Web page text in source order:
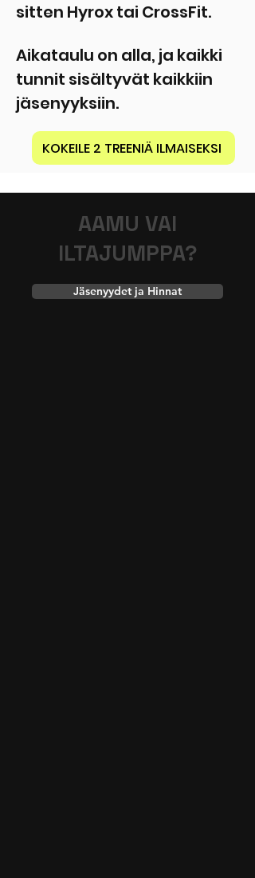
sitten Hyrox tai CrossFit.
Aikataulu on alla, ja kaikki
tunnit sisältyvät kaikkiin
jäsenyyksiin.
KOKEILE 2 TREENIÄ ILMAISEKSI
AAMU VAI
ILTAJUMPPA?
Jäsenyydet ja Hinnat